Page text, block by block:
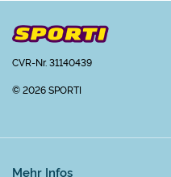
CVR-Nr. 31140439
© 2026 SPORTI
Mehr Infos